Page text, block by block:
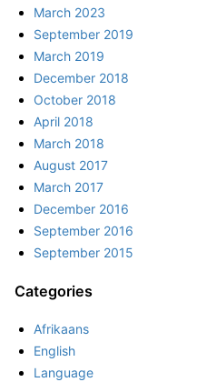
March 2023
September 2019
March 2019
December 2018
October 2018
April 2018
March 2018
August 2017
March 2017
December 2016
September 2016
September 2015
Categories
Afrikaans
English
Language